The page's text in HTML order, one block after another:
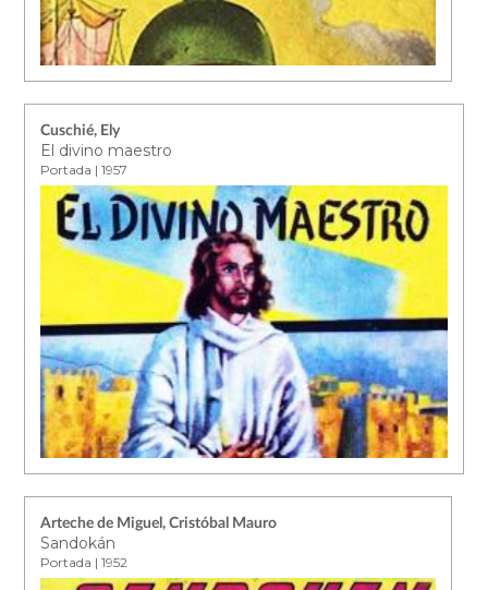
Cuschié, Ely
El divino maestro
Portada | 1957
Arteche de Miguel, Cristóbal Mauro
Sandokán
Portada | 1952